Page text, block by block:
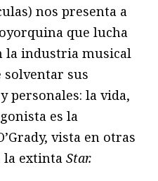
nos presenta a
que lucha
la industria musical
sus
personales: la vida,
es la
vista en otras
la extinta Star.